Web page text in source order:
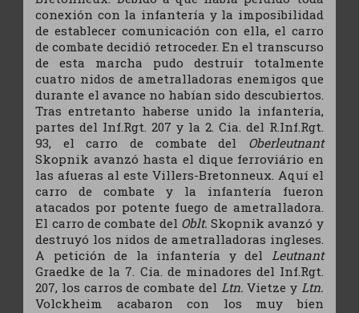
conexión con la infantería y la imposibilidad
de establecer comunicación con ella, el carro
de combate decidió retroceder. En el transcurso
de esta marcha pudo destruir totalmente
cuatro nidos de ametralladoras enemigos que
durante el avance no habían sido descubiertos.
Tras entretanto haberse unido la infantería,
partes del Inf.Rgt. 207 y la 2. Cia. del R.Inf.Rgt.
93, el carro de combate del Oberleutnant
Skopnik avanzó hasta el dique ferroviário en
las afueras al este Villers-Bretonneux. Aquí el
carro de combate y la infantería fueron
atacados por potente fuego de ametralladora.
El carro de combate del Oblt. Skopnik avanzó y
destruyó los nidos de ametralladoras ingleses.
A petición de la infantería y del Leutnant
Graedke de la 7. Cia. de minadores del Inf.Rgt.
207, los carros de combate del Ltn. Vietze y Ltn.
Volckheim acabaron con los muy bien